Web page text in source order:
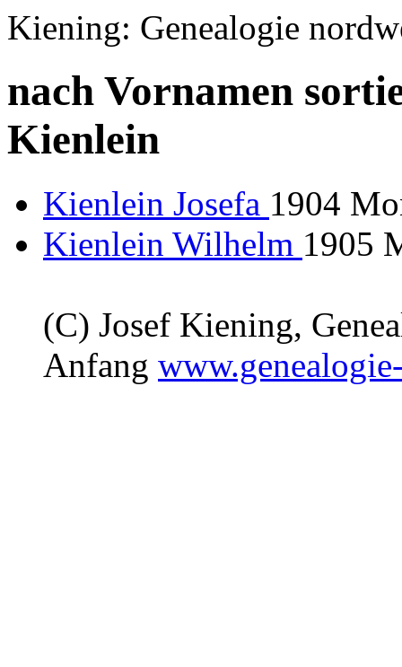
Kiening: Genealogie
nach Vornamen
Kienlein
Kienlein Josefa 1904
Kienlein Wilhelm 1905
(C) Josef Kiening,
Anfang